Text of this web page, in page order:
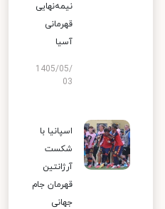
نیمه‌نهایی
قهرمانی
آسیا
1405/05/
03
اسپانیا با
شکست
آرژانتین
قهرمان جام
جهانی